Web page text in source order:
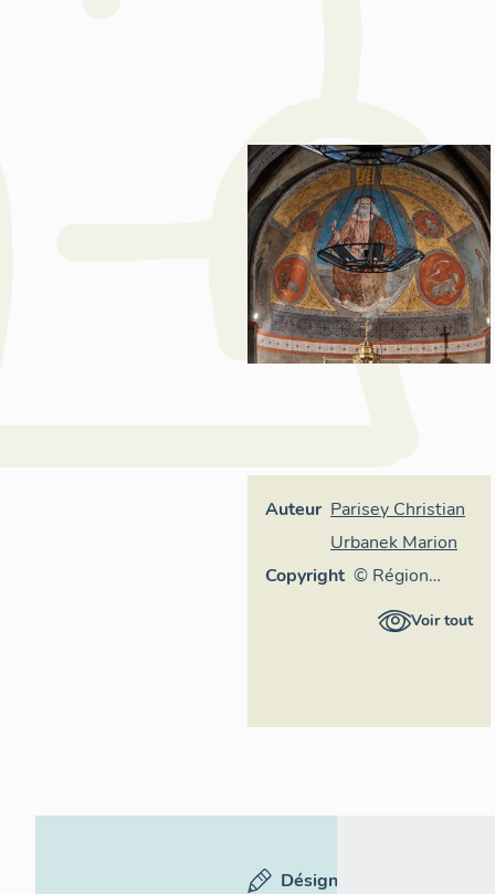
Auteur Parisey Christian
Urbanek Marion
Copyright © Région
Auvergne-Voir tout
Désignation